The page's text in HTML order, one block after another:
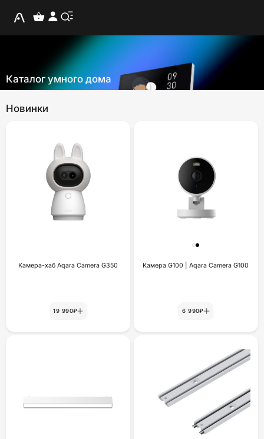
Каталог умного дома
Новинки
Камера-хаб Aqara Camera G350
19 990₽
Камера G100 | Aqara Camera G100
6 990₽